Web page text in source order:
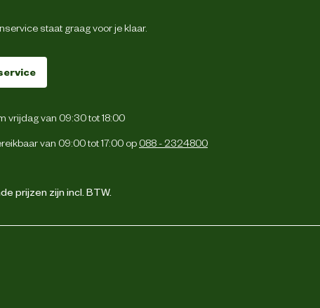
staat graag voor je klaar.
vrijdag van 09:30 tot 18:00
van 09:00 tot 17:00 op 088 - 2324800
prijzen zijn incl. BTW.